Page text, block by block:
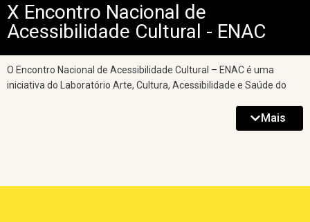
X Encontro Nacional de
Acessibilidade Cultural - ENAC
O Encontro Nacional de Acessibilidade Cultural – ENAC é uma
iniciativa do Laboratório Arte, Cultura, Acessibilidade e Saúde do
Rio de Janeiro – UFRJ. Nesta edição, o evento é realizado, mais
uma vez, em conjunto com o Laboratório de Acessibilidade Cultural
Mais